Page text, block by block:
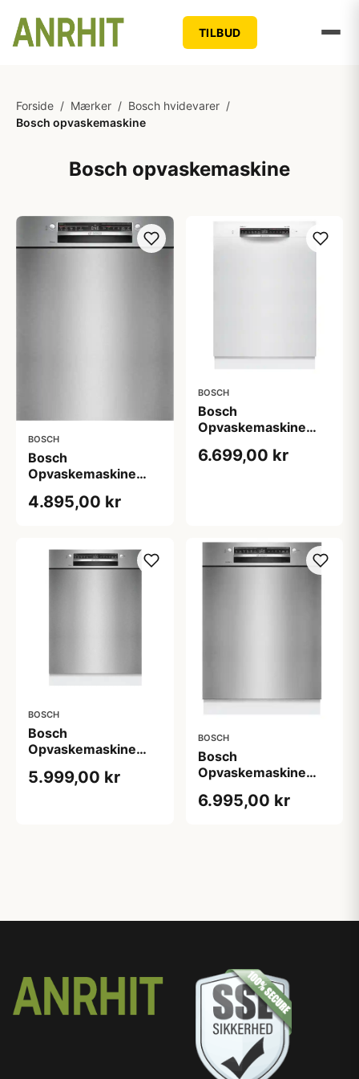
TILBUD
Forside / Mærker / Bosch hvidevarer /
Bosch opvaskemaskine
Bosch opvaskemaskine
BOSCH
Bosch
Opvaskemaskine
års garanti
4.895,00 kr
BOSCH
Bosch
Opvaskemaskine
års garanti
6.699,00 kr
BOSCH
Bosch
Opvaskemaskine
års garanti
5.999,00 kr
BOSCH
Bosch
Opvaskemaskine
års garanti
6.995,00 kr